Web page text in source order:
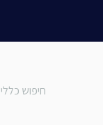
חיפוש כללי